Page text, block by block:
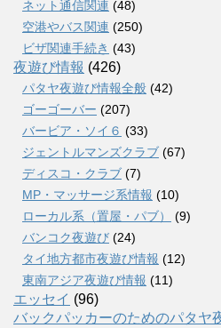
ネット通信関連 (48)
空港やバス関連 (250)
ビザ関連手続き (43)
夜遊び情報 (426)
パタヤ夜遊び情報全般 (42)
ゴーゴーバー (207)
バービア・ソイ６ (33)
ジェントルマンズクラブ (67)
ディスコ・クラブ (7)
MP・マッサージ系情報 (10)
ローカル系（置屋・パブ）
(9)
バンコク夜遊び (24)
タイ地方都市夜遊び情報 (12)
東南アジア夜遊び情報 (11)
エッセイ (96)
バックパッカーのためのパタヤ